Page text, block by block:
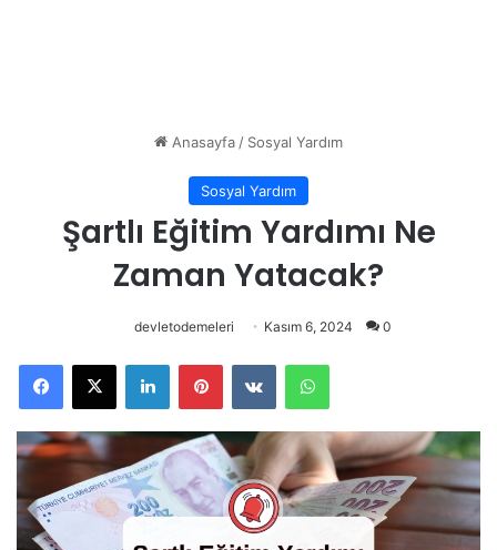
Anasayfa/ Sosyal Yardım
Sosyal Yardım
Şartlı Eğitim Yardımı Ne
Zaman Yatacak?
devletodemeleri Kasım 6, 2024 0